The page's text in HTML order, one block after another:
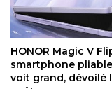
HONOR Magic V
smartphone
voit grand, dévoilé